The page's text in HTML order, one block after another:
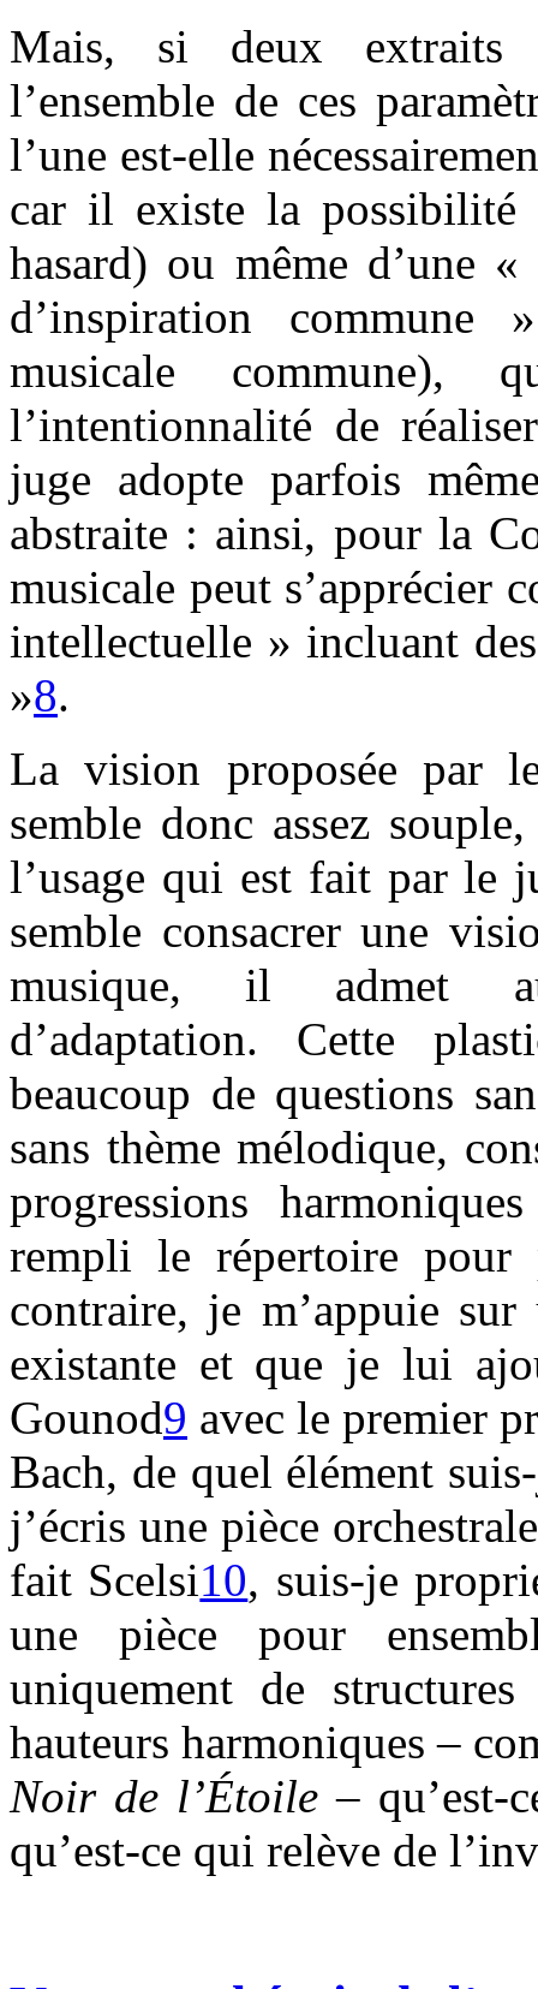
Mais, si deux extraits
l’ensemble de ces
l’une est-elle
car il existe la possibilité
hasard) ou même d’une «
d’inspiration commune
musicale commune),
l’intentionnalité de
juge adopte parfois
abstraite : ainsi, pour la
musicale peut s’apprécier
intellectuelle » incluant
»8.
La vision proposée par
semble donc assez
l’usage qui est fait par le
semble consacrer une
musique, il admet
d’adaptation. Cette
beaucoup de questions
sans thème mélodique,
progressions
rempli le répertoire
contraire, je m’appuie sur
existante et que je lui
Gounod9 avec le premier
Bach, de quel élément
j’écris une pièce
fait Scelsi10, suis-je
une pièce pour
uniquement de
hauteurs harmoniques –
Noir de l’Étoile– qu’est-
qu’est-ce qui relève de